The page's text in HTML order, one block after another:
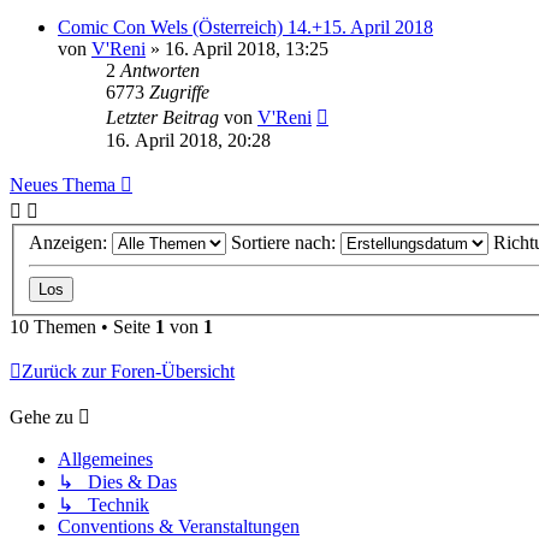
Comic Con Wels (Österreich) 14.+15. April 2018
von V'Reni » 16. April 2018, 13:25
2 Antworten
6773 Zugriffe
Letzter Beitrag von V'Reni
16. April 2018, 20:28
Neues Thema
Anzeigen: Sortiere nach:
10 Themen • Seite 1 von 1
Zurück zur Foren-Übersicht
Gehe zu
Allgemeines
↳ Dies & Das
↳ Technik
Conventions & Veranstaltungen